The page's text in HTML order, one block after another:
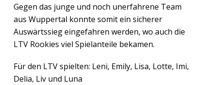
Gegen das junge und noch unerfahrene Team
aus Wuppertal konnte somit ein sicherer
Auswärtssieg eingefahren werden, wo auch die
LTV Rookies viel Spielanteile bekamen.
Für den LTV spielten: Leni, Emily, Lisa, Lotte, Imi,
Delia, Liv und Luna